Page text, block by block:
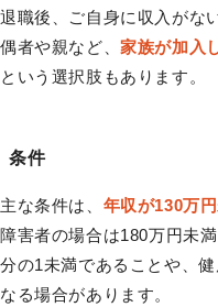
退職後、ご自身に収入がな
偶者や親など、家族が加入
という選択肢もあります。
条件
主な条件は、 年収が130万
障害者の場合は180万円未
分の1未満であることや、
なる場合があります。